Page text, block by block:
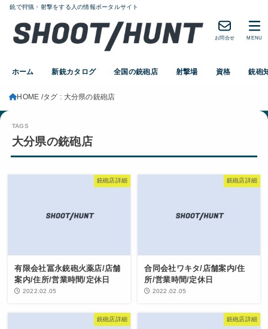
銃で狩猟・射撃をする人の情報ポータルサイト
ホーム 新銃カタログ 全国の銃砲店 射撃場 資格 銃砲
お問合せ MENU
HOME タグ : 大分県の銃砲店
大分県の銃砲店
銃砲店詳細
有限会社冨永銃砲火薬店/店舗
案内/住所/営業時間/定休日
2022.02.05
銃砲店詳細
合同会社ワキタ/店舗案内/住
所/営業時間/定休日
2022.02.05
銃砲店詳細 銃砲店詳細